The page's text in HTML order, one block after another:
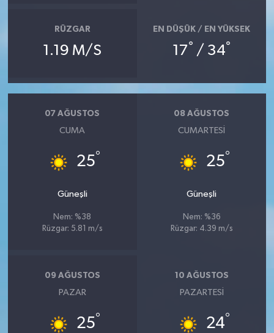
RÜZGAR
1.19 M/S
EN DÜŞÜK / EN YÜKSEK
17° / 34°
07 AĞUSTOS
CUMA
25°
Güneşli
Nem: %38
Rüzgar: 5.81 m/s
08 AĞUSTOS
CUMARTESI
25°
Güneşli
Nem: %36
Rüzgar: 4.39 m/s
09 AĞUSTOS
PAZAR
25°
10 AĞUSTOS
PAZARTESI
24°